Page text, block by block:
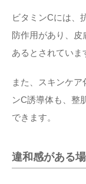
ビタミンCには、
防作用があり、
あるとされていま
また、スキンケア
ンC誘導体も、整
できます。
違和感がある